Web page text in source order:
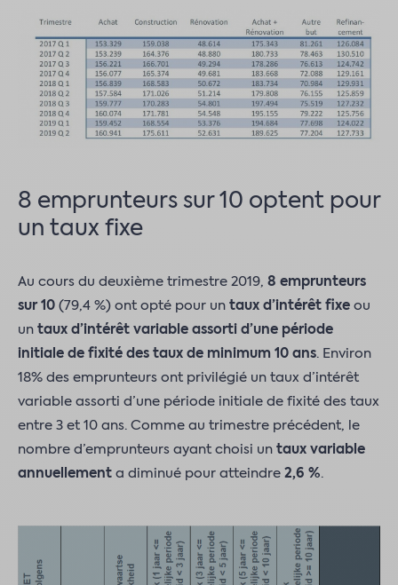
8 emprunteurs sur 10 optent pour
un taux fixe
Au cours du deuxième trimestre 2019, 8 emprunteurs
sur 10 (79,4 %) ont opté pour un taux d’intérêt fixe ou
un taux d’intérêt variable assorti d’une période
initiale de fixité des taux de minimum 10 ans. Environ
18% des emprunteurs ont privilégié un taux d’intérêt
variable assorti d’une période initiale de fixité des taux
entre 3 et 10 ans. Comme au trimestre précédent, le
nombre d’emprunteurs ayant choisi un taux variable
annuellement a diminué pour atteindre 2,6 %.